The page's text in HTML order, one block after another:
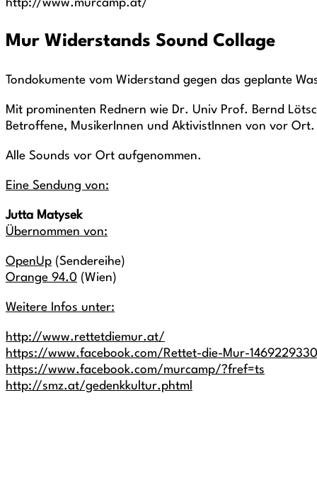
http://www.murcamp.at/
Mur Widerstands Sound Collage
Tondokumente vom Widerstand gegen das geplante
Mit prominenten Rednern wie Dr. Univ Prof. Bernd
Betroffene, MusikerInnen und AktivistInnen von vor Ort.
Alle Sounds vor Ort aufgenommen.
Eine Sendung von:
Jutta Matysek
Übernommen von:
OpenUp (Sendereihe)
Orange 94.0 (Wien)
Weitere Infos unter:
http://www.rettetdiemur.at/
https://www.facebook.com/Rettet-die-Mur-
https://www.facebook.com/murcamp/?fref=ts
http://smz.at/gedenkkultur.phtml